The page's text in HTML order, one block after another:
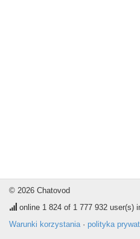
© 2026 Chatovod
online 1 824 of 1 777 932 user(s)
Warunki korzystania· polityka